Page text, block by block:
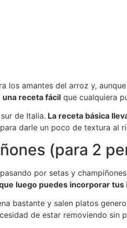
los amantes del arroz y,
una receta fácil que cualquiera
de Italia. La receta básica
darle un poco de textura al
(para 2
por setas y
luego puedes incorporar
bastante y salen platos
de estar removiendo sin